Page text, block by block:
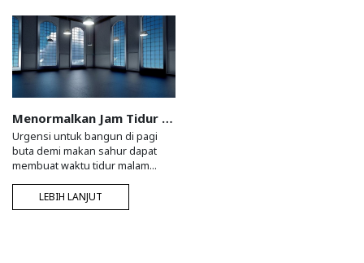
Menormalkan Jam Tidur saat Ramadhan dengan Memanipulasi Cahaya Ruangan Anda
Urgensi untuk bangun di pagi
buta demi makan sahur dapat
membuat waktu tidur malam
LEBIH LANJUT